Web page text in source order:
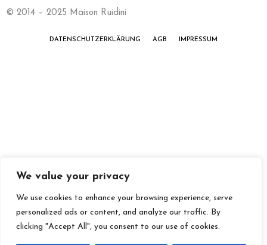
We value your privacy
We use cookies to enhance your browsing experience, serve
personalized ads or content, and analyze our traffic. By
clicking "Accept All", you consent to our use of cookies.
© 2014 – 2025 Maison Ruidini
DATENSCHUTZERKLÄRUNG AGB IMPRESSUM